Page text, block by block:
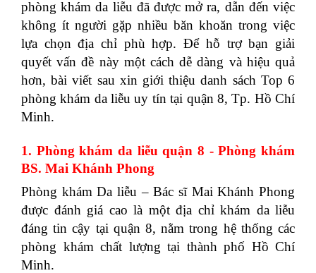
phòng khám da liễu đã được mở ra, dẫn đến việc
không ít người gặp nhiều băn khoăn trong việc
lựa chọn địa chỉ phù hợp. Để hỗ trợ bạn giải
quyết vấn đề này một cách dễ dàng và hiệu quả
hơn, bài viết sau xin giới thiệu danh sách Top 6
phòng khám da liễu uy tín tại quận 8, Tp. Hồ Chí
Minh.
1. Phòng khám da liễu quận 8 - Phòng khám
BS. Mai Khánh Phong
Phòng khám Da liễu – Bác sĩ Mai Khánh Phong
được đánh giá cao là một địa chỉ khám da liễu
đáng tin cậy tại quận 8, nằm trong hệ thống các
phòng khám chất lượng tại thành phố Hồ Chí
Minh.